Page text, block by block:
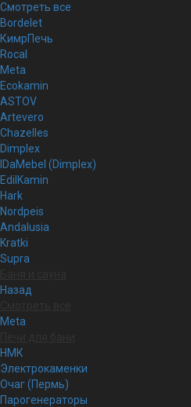
Смотреть все
Bordelet
КимрПечь
Rocal
Meta
Ecokamin
ASTOV
Artevero
Chazelles
Dimplex
IDaMebel (Dimplex)
EdilKamin
Hark
Nordpeis
Andalusia
Kratki
Supra
Назад
Meta
НМК
Электрокаменки
Очаг (Пермь)
Парогенераторы